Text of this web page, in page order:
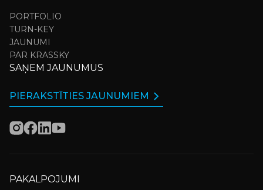
PORTFOLIO
TURN-KEY
JAUNUMI
PAR KRASSKY
SAŅEM JAUNUMUS
PIERAKSTĪTIES JAUNUMIEM
PAKALPOJUMI